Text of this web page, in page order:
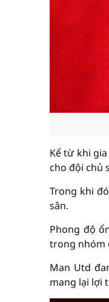
Kể từ khi
cho đội chủ
Trong khi
sân.
Phong độ
trong nhóm
Man Utd
mang lại lợi